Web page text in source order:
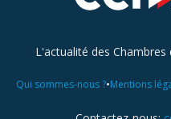
L'actualité des
Qui sommes-nous ?•Mentions